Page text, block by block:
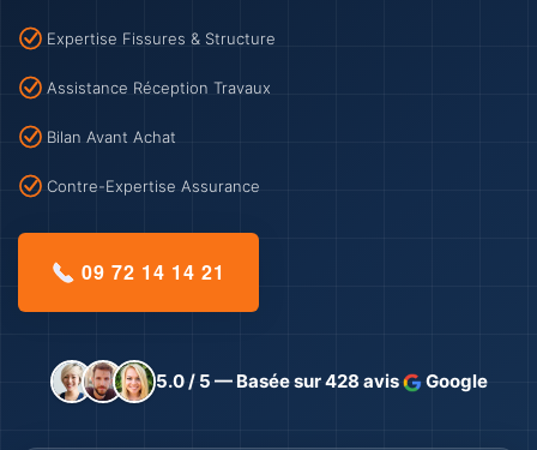
Expertise Fissures & Structure
Assistance Réception Travaux
Bilan Avant Achat
Contre-Expertise Assurance
09 72 14 14 21
5.0 / 5 — Basée sur 428 avis Google